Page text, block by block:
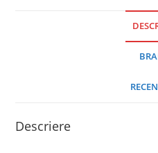
Descriere